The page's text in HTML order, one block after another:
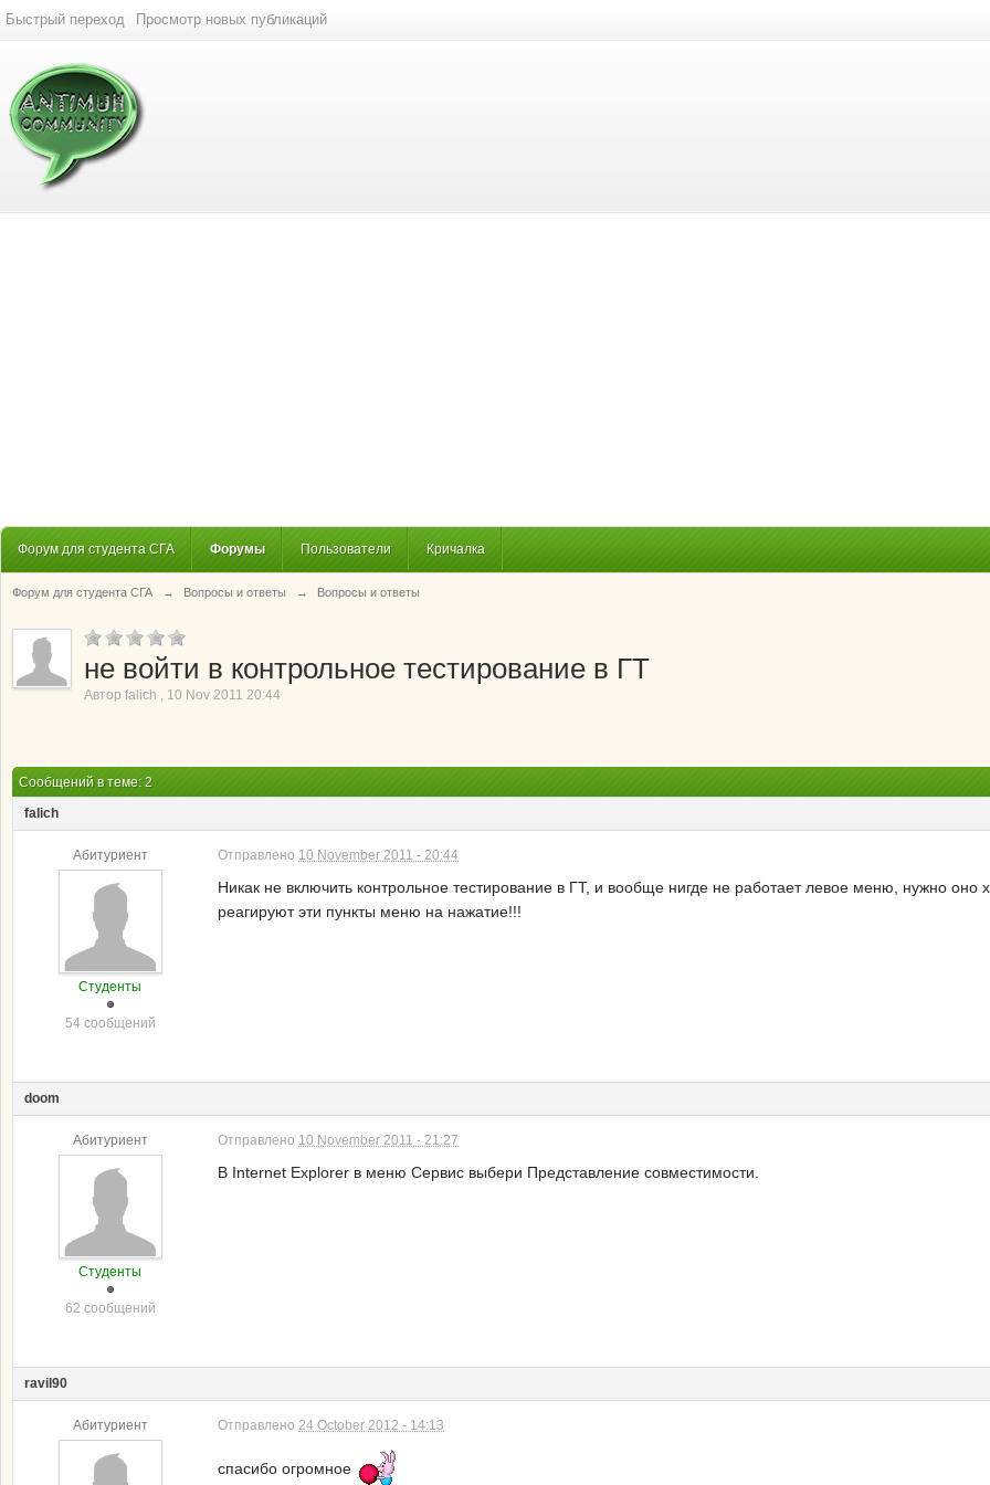
Быстрый переход Просмотр новых публикаций
Форум для студента СГА Форумы Пользователи Кричалка
Форум для студента СГА → Вопросы и ответы → Вопросы и ответы
не войти в контрольное тестирование в ГТ
Автор falich , 10 Nov 2011 20:44
Сообщений в теме: 2
falich
Абитуриент
Студенты
54 сообщений
Отправлено 10 November 2011 - 20:44
Никак не включить контрольное тестирование в ГТ, и вообще нигде не работает левое меню, нужно
реагируют эти пункты меню на нажатие!!!
doom
Абитуриент
Студенты
62 сообщений
Отправлено 10 November 2011 - 21:27
В Internet Explorer в меню Сервис выбери Представление совместимости.
ravil90
Абитуриент Отправлено 24 October 2012 - 14:13
спасибо огромное